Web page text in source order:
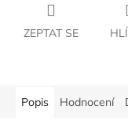
ZEPTAT SE
Popis Hodnocení